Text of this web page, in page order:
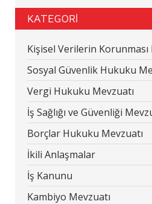
KATEGORİ
Kişisel Verilerin Korunması
Sosyal Güvenlik Hukuku
Vergi Hukuku Mevzuatı
İş Sağlığı ve Güvenliği
Borçlar Hukuku Mevzuatı
İkili Anlaşmalar
İş Kanunu
Kambiyo Mevzuatı